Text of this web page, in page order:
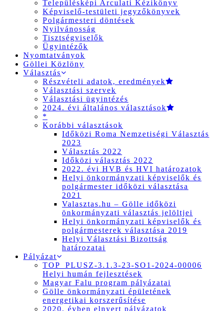
Településképi Arculati Kézikönyv
Képviselő-testületi jegyzőkönyvek
Polgármesteri döntések
Nyilvánosság
Tisztségviselők
Ügyintézők
Nyomtatványok
Göllei Közlöny
Választás
Részvételi adatok, eredmények
Választási szervek
Választási ügyintézés
2024. évi általános választások
*
Korábbi választások
Időközi Roma Nemzetiségi Választás
2023
Választás 2022
Időközi választás 2022
2022. évi HVB és HVI határozatok
Helyi önkormányzati képviselők és
polgármester időközi választása
2021
Valasztas.hu – Gölle időközi
önkormányzati választás jelöltjei
Helyi önkormányzati képviselők és
polgármesterek választása 2019
Helyi Választási Bizottság
határozatai
Pályázat
TOP_PLUSZ-3.1.3-23-SO1-2024-00006
Helyi humán fejlesztések
Magyar Falu program pályázatai
Gölle önkormányzati épületének
energetikai korszerűsítése
2020. évben elnyert pályázatok